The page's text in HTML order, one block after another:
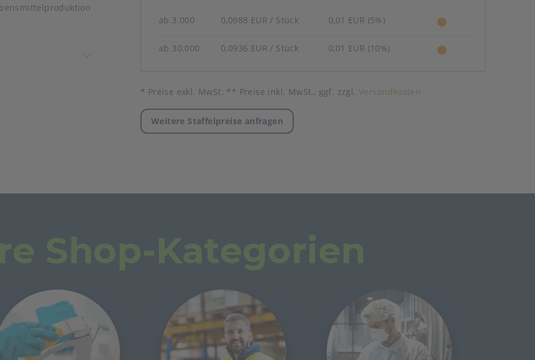
ab 3.000 0,0988 EUR / Stück 0,01 EUR (5%)
ab 30.000 0,0936 EUR / Stück 0,01 EUR (10%)
* Preise exkl. MwSt. ** Preise inkl. MwSt., ggf. zzgl. Versandkosten
Weitere Staffelpreise anfragen